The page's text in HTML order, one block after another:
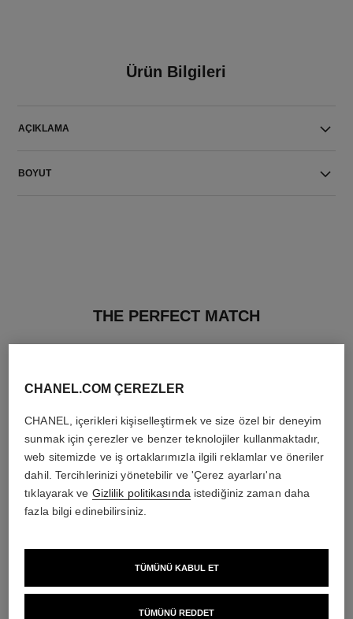
Ürün Bilgileri
AÇIKLAMA
BOYUT
THE PERFECT MATCH
Yeni̇den Dengeleme, Yeni̇leme
ve Nemlendi̇rme Etki̇si̇
Eau de Parfum Spray
Ref. 116520
CHANEL.COM ÇEREZLER
CHANEL, içerikleri kişiselleştirmek ve size özel bir deneyim
sunmak için çerezler ve benzer teknolojiler kullanmaktadır,
web sitemizde ve iş ortaklarımızla ilgili reklamlar ve öneriler
dahil. Tercihlerinizi yönetebilir ve 'Çerez ayarları'na
tıklayarak ve Gizlilik politikasında istediğiniz zaman daha
fazla bilgi edinebilirsiniz.
TÜMÜNÜ REDDET
TÜMÜNÜ KABUL ET